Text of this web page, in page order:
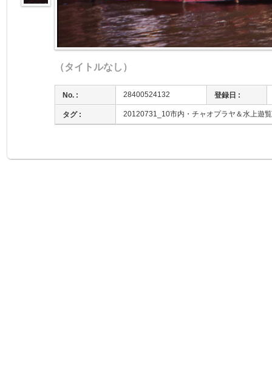
（タイトルなし）
No. : 28400524132 登録日 :
タグ : 20120731_10市内・チャオプラヤ＆水上遊覧